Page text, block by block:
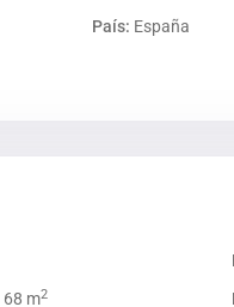
País: España
68 m2